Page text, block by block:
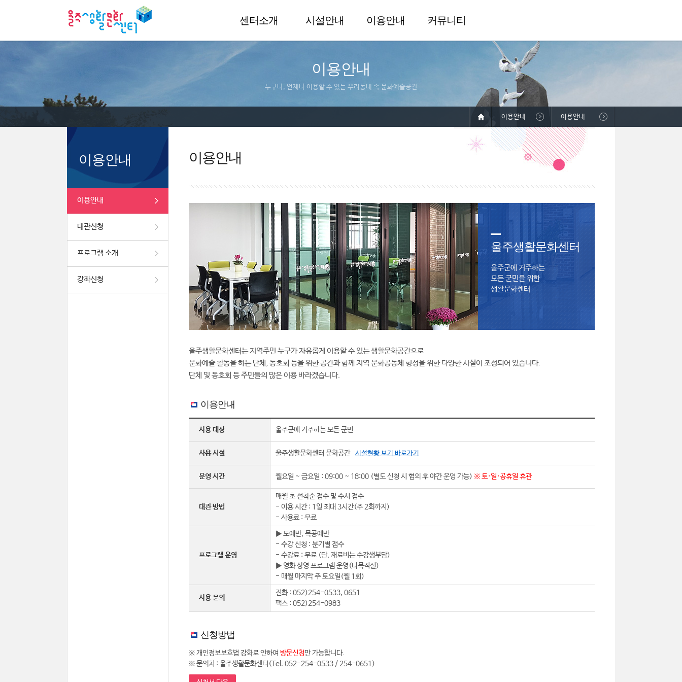
센터소개 시설안내 이용안내 커뮤니티
이용안내
누구나, 언제나 이용할 수 있는 우리동네 속 문화예술공간
이용안내
이용안내
대관신청
프로그램 소개
강좌신청
이용안내 이용안내
이용안내
울주생활문화센터
울주군에 거주하는
모든 군민을 위한
생활문화센터
울주생활문화센터는 지역주민 누구가 자유롭게 이용할 수 있는 생활문화공간으로
문화예술 활동을 하는 단체, 동호회 등을 위한 공간과 함께 지역 문화공동체 형성을 위한 다양한 시설이 조성되어 있습니다.
단체 및 동호회 등 주민들의 많은 이용 바라겠습니다.
이용안내
사용 대상 울주군에 거주하는 모든 군민
사용 시설 울주생활문화센터 문화공간 시설현황 보기 바로가기
운영 시간 월요일 ~ 금요일 : 09:00 ~ 18:00 (별도 신청 시 협의 후 야간 운영 가능) ※ 토·일·공휴일 휴관
대관 방법
매월 초 선착순 접수 및 수시 접수
- 이용 시간 : 1일 최대 3시간(주 2회까지)
- 사용료 : 무료
프로그램 운영
▶ 도예반, 목공예반
- 수강 신청 : 분기별 접수
- 수강료 : 무료 (단, 재료비는 수강생부담)
▶ 영화 상영 프로그램 운영(다목적실)
- 매월 마지막 주 토요일(월 1회)
사용 문의
전화 : 052)254-0533, 0651
팩스 : 052)254-0983
신청방법
※ 개인정보보호법 강화로 인하여 방문신청만 가능합니다.
※ 문의처 : 울주생활문화센터(Tel. 052-254-0533 / 254-0651)